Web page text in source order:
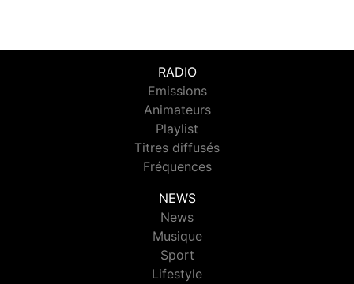
RADIO
Emissions
Animateurs
Playlist
Titres diffusés
Fréquences
NEWS
News
Musique
Sport
Lifestyle